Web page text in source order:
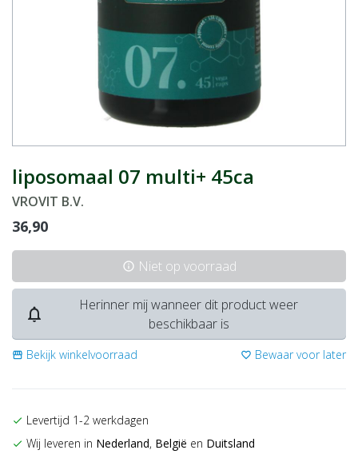
liposomaal 07 multi+ 45ca
VROVIT B.V.
36,90
info Niet op voorraad
notifications_none
Herinner mij wanneer dit product weer
beschikbaar is
storefront Bekijk winkelvoorraad favorite_border Bewaar voor later
check Levertijd 1-2 werkdagen
check Wij leveren in Nederland, België en Duitsland